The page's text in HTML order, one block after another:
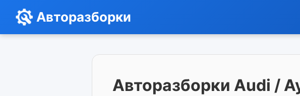
Авторазборки
Авторазборки Audi /